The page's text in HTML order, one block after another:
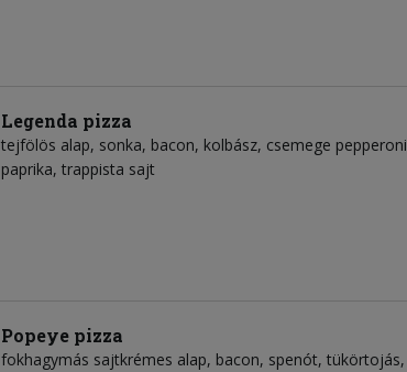
Legenda pizza
tejfölös alap, sonka, bacon, kolbász, csemege pepperoni
paprika, trappista sajt
Popeye pizza
fokhagymás sajtkrémes alap, bacon, spenót, tükörtojás,